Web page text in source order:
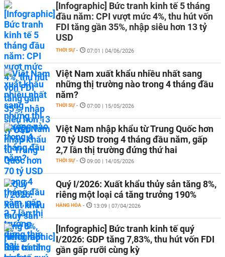
[Infographic] Bức tranh kinh tế 5 tháng
đầu năm: CPI vượt mức 4%, thu hút vốn
FDI tăng gần 35%, nhập siêu hơn 13 tỷ
USD
THỜI SỰ - 07:01 | 04/06/2026
Việt Nam xuất khẩu nhiều nhất sang
những thị trường nào trong 4 tháng đầu
năm?
THỜI SỰ - 07:00 | 15/05/2026
Việt Nam nhập khẩu từ Trung Quốc hơn
70 tỷ USD trong 4 tháng đầu năm, gấp
2,7 lần thị trường đứng thứ hai
THỜI SỰ - 09:00 | 14/05/2026
Quý I/2026: Xuất khẩu thủy sản tăng 8%,
riêng một loại cá tăng trưởng 190%
HÀNG HÓA - 13:09 | 07/04/2026
[Infographic] Bức tranh kinh tế quý
I/2026: GDP tăng 7,83%, thu hút vốn FDI
gần gấp rưỡi cùng kỳ